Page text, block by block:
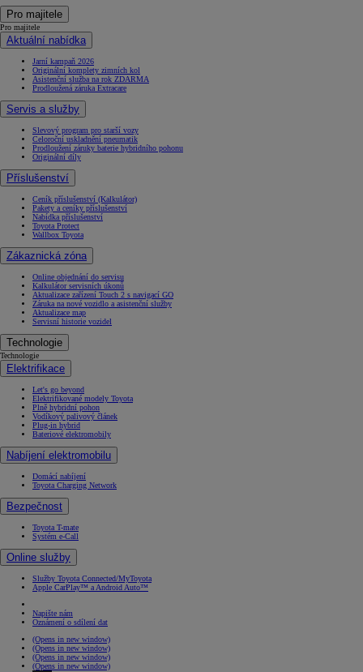
Pro majitele
Pro majitele
Aktuální nabídka
Jarní kampaň 2026
Originální komplety zimních kol
Asistenční služba na rok ZDARMA
Prodloužená záruka Extracare
Servis a služby
Slevový program pro starší vozy
Celoroční uskladnění pneumatik
Prodloužení záruky baterie hybridního pohonu
Originální díly
Příslušenství
Ceník příslušenství (Kalkulátor)
Pakety a ceníky příslušenství
Nabídka příslušenství
Toyota Protect
Wallbox Toyota
Zákaznická zóna
Online objednání do servisu
Kalkulátor servisních úkonů
Aktualizace zařízení Touch 2 s navigací GO
Záruka na nové vozidlo a asistenční služby
Aktualizace map
Servisní historie vozidel
Technologie
Technologie
Elektrifikace
Let's go beyond
Elektrifikované modely Toyota
Plně hybridní pohon
Vodíkový palivový článek
Plug-in hybrid
Bateriové elektromobily
Nabíjení elektromobilu
Domácí nabíjení
Toyota Charging Network
Bezpečnost
Toyota T-mate
Systém e-Call
Online služby
Služby Toyota Connected/MyToyota
Apple CarPlay™ a Android Auto™
Napište nám
Oznámení o sdílení dat
(Opens in new window)
(Opens in new window)
(Opens in new window)
(Opens in new window)